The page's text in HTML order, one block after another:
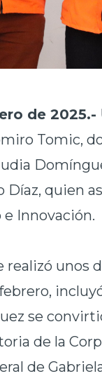
de 2025.-
Tomic,
Díaz, quien
e Innovación.
realizó unos
se
de la
de